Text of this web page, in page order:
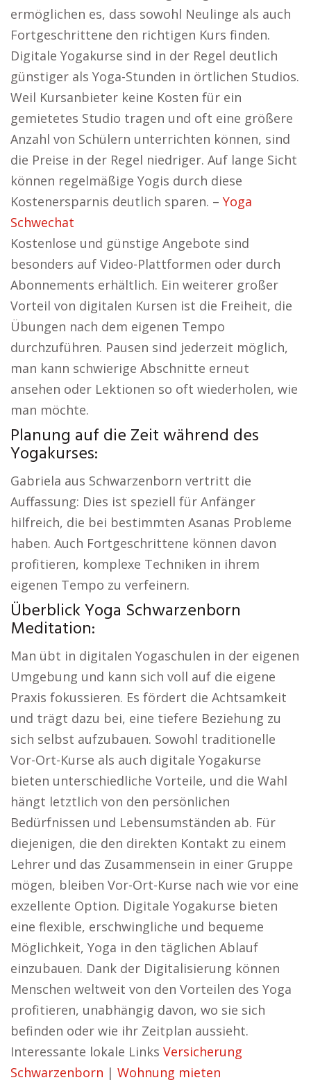
ermöglichen es, dass sowohl Neulinge als auch
Fortgeschrittene den richtigen Kurs finden.
Digitale Yogakurse sind in der Regel deutlich
günstiger als Yoga-Stunden in örtlichen Studios.
Weil Kursanbieter keine Kosten für ein
gemietetes Studio tragen und oft eine größere
Anzahl von Schülern unterrichten können, sind
die Preise in der Regel niedriger. Auf lange Sicht
können regelmäßige Yogis durch diese
Kostenersparnis deutlich sparen. – Yoga
Schwechat
Kostenlose und günstige Angebote sind
besonders auf Video-Plattformen oder durch
Abonnements erhältlich. Ein weiterer großer
Vorteil von digitalen Kursen ist die Freiheit, die
Übungen nach dem eigenen Tempo
durchzuführen. Pausen sind jederzeit möglich,
man kann schwierige Abschnitte erneut
ansehen oder Lektionen so oft wiederholen, wie
man möchte.
Planung auf die Zeit während des
Yogakurses:
Gabriela aus Schwarzenborn vertritt die
Auffassung: Dies ist speziell für Anfänger
hilfreich, die bei bestimmten Asanas Probleme
haben. Auch Fortgeschrittene können davon
profitieren, komplexe Techniken in ihrem
eigenen Tempo zu verfeinern.
Überblick Yoga Schwarzenborn
Meditation:
Man übt in digitalen Yogaschulen in der eigenen
Umgebung und kann sich voll auf die eigene
Praxis fokussieren. Es fördert die Achtsamkeit
und trägt dazu bei, eine tiefere Beziehung zu
sich selbst aufzubauen. Sowohl traditionelle
Vor-Ort-Kurse als auch digitale Yogakurse
bieten unterschiedliche Vorteile, und die Wahl
hängt letztlich von den persönlichen
Bedürfnissen und Lebensumständen ab. Für
diejenigen, die den direkten Kontakt zu einem
Lehrer und das Zusammensein in einer Gruppe
mögen, bleiben Vor-Ort-Kurse nach wie vor eine
exzellente Option. Digitale Yogakurse bieten
eine flexible, erschwingliche und bequeme
Möglichkeit, Yoga in den täglichen Ablauf
einzubauen. Dank der Digitalisierung können
Menschen weltweit von den Vorteilen des Yoga
profitieren, unabhängig davon, wo sie sich
befinden oder wie ihr Zeitplan aussieht.
Interessante lokale Links Versicherung
Schwarzenborn | Wohnung mieten